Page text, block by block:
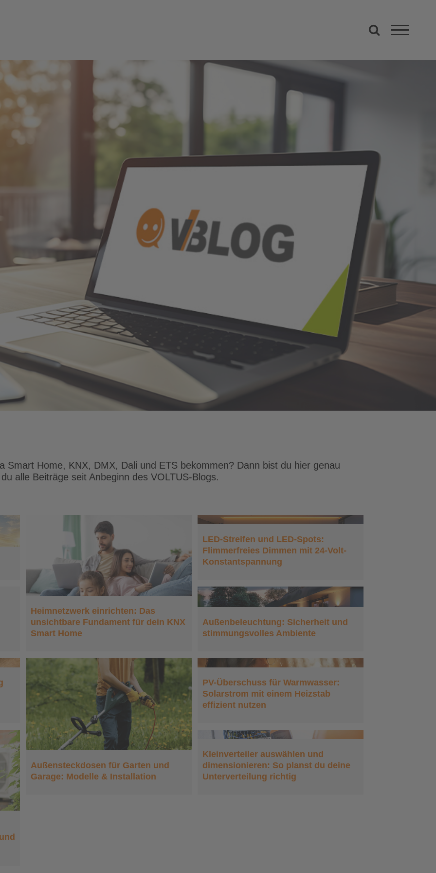
Smart Home, KNX, DMX, Dali und ETS bekommen? Dann bist du hier genau
alle Beiträge seit Anbeginn des VOLTUS-Blogs.
Heimnetzwerk einrichten: Das
unsichtbare Fundament für dein KNX
Smart Home
LED-Streifen und LED-
Spots: Flimmerfreies
Dimmen mit 24-Volt-
Konstantspannung
LED-Streifen und LED-Spots:
Flimmerfreies Dimmen mit 24-Volt-
Konstantspannung
Außenbeleuchtung:
Sicherheit und
stimmungsvolles Ambiente
Außenbeleuchtung: Sicherheit und
stimmungsvolles Ambiente
Außensteckdosen für Garten und
Garage: Modelle & Installation
PV-Überschuss für
Warmwasser: Solarstrom
mit einem Heizstab
effizient nutzen
PV-Überschuss für Warmwasser:
Solarstrom mit einem Heizstab
effizient nutzen
Kleinverteiler auswählen
planst du deine
Kleinverteiler auswählen und
dimensionieren: So planst du deine
Unterverteilung richtig